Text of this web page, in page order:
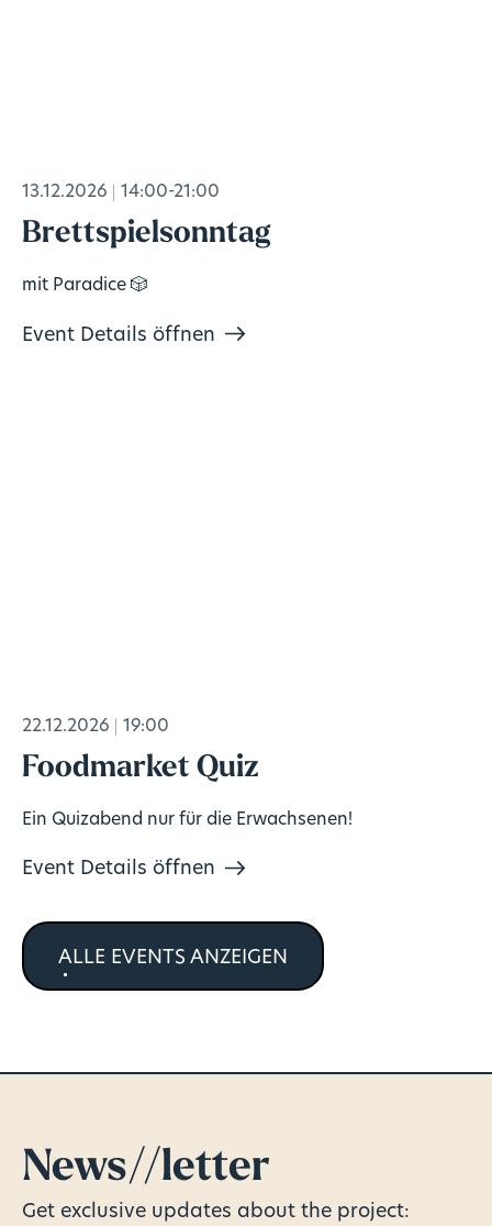
13.12.2026 14:00-21:00
Brettspielsonntag
mit Paradice 🎲
Event Details öffnen
22.12.2026 19:00
Foodmarket Quiz
Ein Quizabend nur für die Erwachsenen!
Event Details öffnen
ALLE EVENTS ANZEIGEN
News//letter
Get exclusive updates about the project: